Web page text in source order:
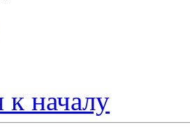
к началу